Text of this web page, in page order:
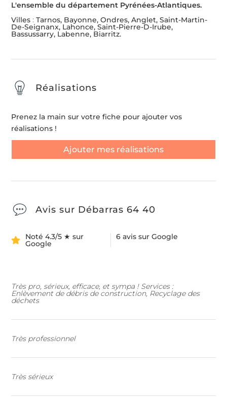
L'ensemble du département Pyrénées-Atlantiques.
Villes :Tarnos, Bayonne, Ondres, Anglet, Saint-Martin-
De-Seignanx, Lahonce, Saint-Pierre-D-Irube,
Bassussarry, Labenne, Biarritz.
Réalisations
Prenez la main sur votre fiche pour ajouter vos
réalisations !
Ajouter mes réalisations
Avis sur Débarras 64 40
Noté 4.3/5 ★ sur
Google
6 avis sur Google
Très pro, sérieux, efficace, et sympa ! Services :
Enlèvement de débris de construction, Recyclage des
déchets
Très professionnel
Très sérieux